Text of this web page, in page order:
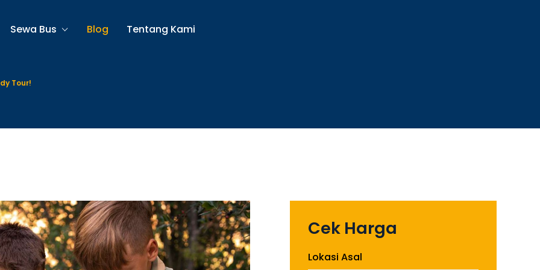
Sewa Bus Blog
Tentang Kami
Tour!
Cek Harga
Lokasi Asal